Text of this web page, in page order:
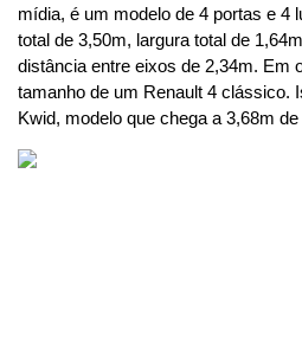
mídia, é um modelo de 4 portas e 4
total de 3,50m, largura total de
distância entre eixos de 2,34m. Em
tamanho de um Renault 4 clássico.
Kwid, modelo que chega a 3,68m